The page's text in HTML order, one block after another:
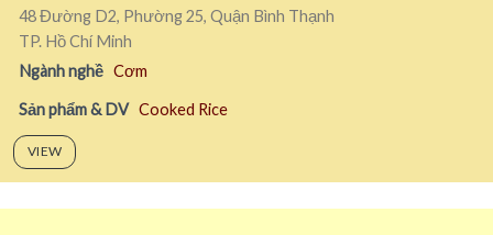
48 Đường D2, Phường 25, Quận Bình Thạnh
TP. Hồ Chí Minh
Ngành nghề Cơm
Sản phẩm & DV Cooked Rice
VIEW